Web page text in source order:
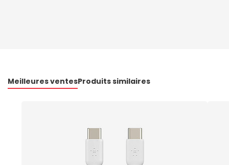
Meilleures ventesProduits similaires